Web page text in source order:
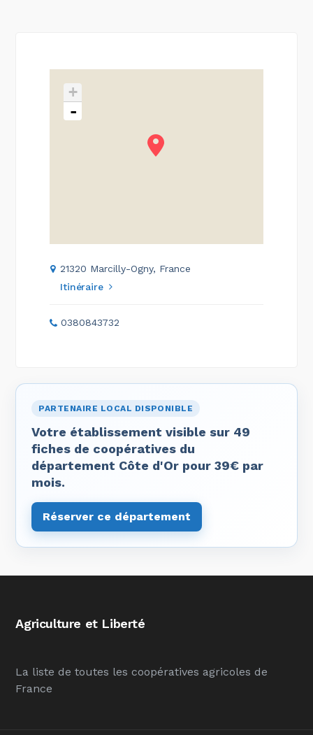
+
-
21320 Marcilly-Ogny, France
Itinéraire
0380843732
PARTENAIRE LOCAL DISPONIBLE
Votre établissement visible sur 49
fiches de coopératives du
département Côte d'Or pour 39€ par
mois.
Réserver ce département
Agriculture et Liberté
La liste de toutes les coopératives agricoles de
France